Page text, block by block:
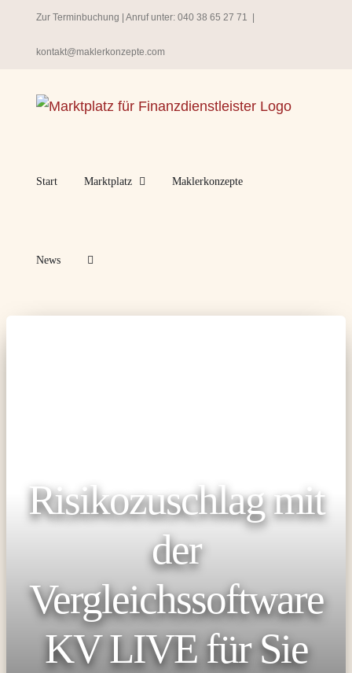
springen
Zur Terminbuchung | Anruf unter: 040 38 65 27 71
kontakt@maklerkonzepte.com
Start Marktplatz Maklerkonzepte
News
Risikozuschlag mit
der
Vergleichssoftware
KV LIVE für Sie